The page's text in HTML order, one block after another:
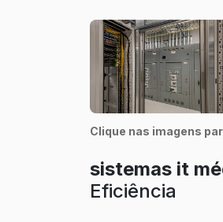
Clique nas imagens
sistemas it
Eficiência